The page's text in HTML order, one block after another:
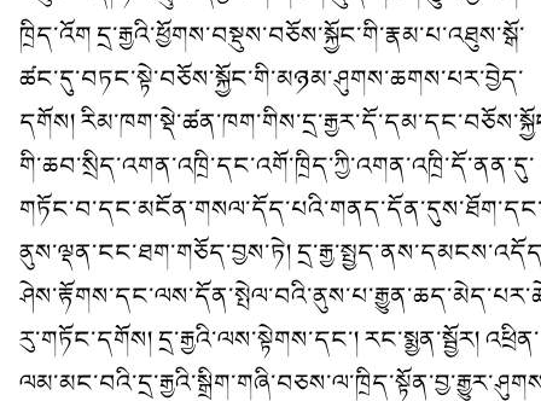
ཁྲིད་འོག དྲ་རྒྱའི་ཕྱོགས་བསྡུས་བཅོས་སྐྱོང་གི་རྣམ་པ་འཐུས་སྒོ་
ཚང་དུ་བཏང་སྟེ་བཅོས་སྐྱོང་གི་མཉམ་ཤུགས་ཆགས་པར་བྱེད་
དགོས།
གི་ཆབ་སྲིད་འགན་འཁྲི་དང་འགོ་ཁྲིད་ཀྱི་འགན་འཁྲི་དོ་ནན་དུ་
ནུས་ལྡན་ངང་ཐག་གཅོད་བྱས་ཏེ།
རུ་གཏོང་དགོས། དྲ་རྒྱའི་ལས་སྟེགས་དང་། རང་སྨྱན་སྦྱོར། འཕྲིན་